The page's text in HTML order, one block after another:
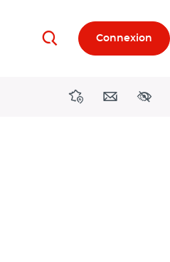
RechercherConnexion
DirectionsContact